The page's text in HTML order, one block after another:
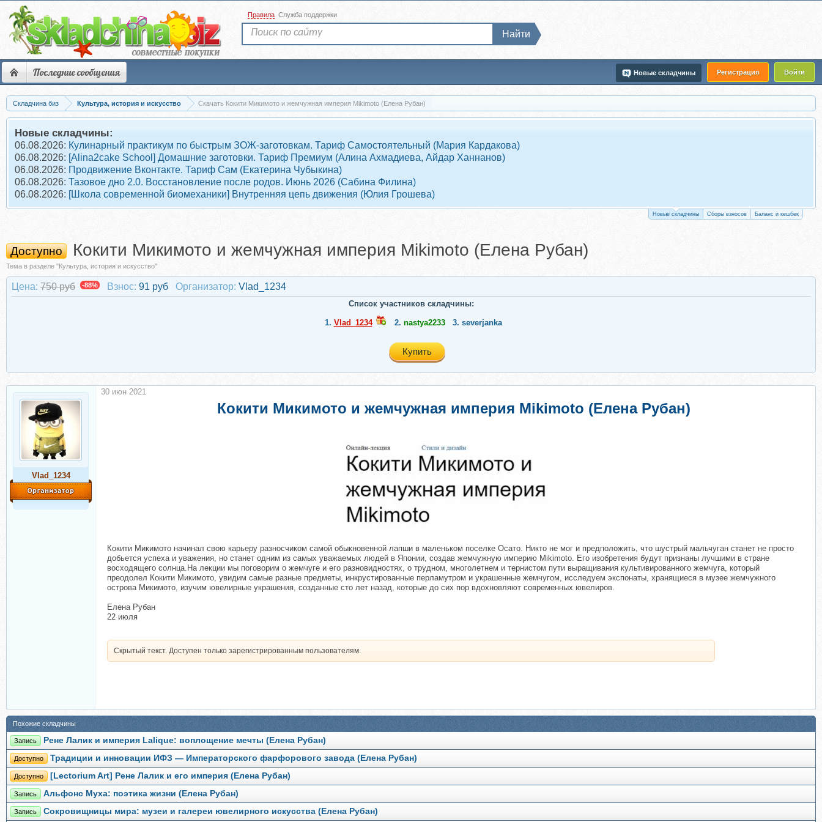
Последние сообщения Регистрация Войти
Новые складчины
Правила Служба поддержки
Найти
Складчина биз Культура, история и искусство Скачать Кокити Микимото и жемчужная империя Mikimoto (Елена Рубан)
Новые складчины:
06.08.2026: Кулинарный практикум по быстрым ЗОЖ-заготовкам. Тариф Самостоятельный (Мария Кардакова)
06.08.2026: [Alina2cake School] Домашние заготовки. Тариф Премиум (Алина Ахмадиева, Айдар Ханнанов)
06.08.2026: Продвижение Вконтакте. Тариф Сам (Екатерина Чубыкина)
06.08.2026: Тазовое дно 2.0. Восстановление после родов. Июнь 2026 (Сабина Филина)
06.08.2026: [Школа современной биомеханики] Внутренняя цепь движения (Юлия Грошева)
Новые складчины Сборы взносов Баланс и кешбек
Доступно Кокити Микимото и жемчужная империя Mikimoto (Елена Рубан)
Тема в разделе "Культура, история и искусство"
Цена: 750 руб -88% Взнос: 91 руб Организатор: Vlad_1234
Список участников складчины:
1. Vlad_1234 2. nastya2233 3. severjanka
Купить
Vlad_1234
Кокити Микимото и жемчужная империя Mikimoto (Елена Рубан)
Кокити Микимото начинал свою карьеру разносчиком самой обыкновенной лапши в маленьком поселке Осато. Никто не мог и предположить, что шустрый мальчуган станет не просто
добьется успеха и уважения, но станет одним из самых уважаемых людей в Японии, создав жемчужную империю Mikimoto. Его изобретения будут признаны лучшими в стране
восходящего солнца.На лекции мы поговорим о жемчуге и его разновидностях, о трудном, многолетнем и тернистом пути выращивания культивированного жемчуга, который
преодолел Кокити Микимото, увидим самые разные предметы, инкрустированные перламутром и украшенные жемчугом, исследуем экспонаты, хранящиеся в музее жемчужного
острова Микимото, изучим ювелирные украшения, созданные сто лет назад, которые до сих пор вдохновляют современных ювелиров.
Елена Рубан
22 июля
Скрытый текст. Доступен только зарегистрированным пользователям.
30 июн 2021
Похожие складчины
Запись Рене Лалик и империя Lalique: воплощение мечты (Елена Рубан)
Доступно Традиции и инновации ИФЗ — Императорского фарфорового завода (Елена Рубан)
Доступно [Lectorium Art] Рене Лалик и его империя (Елена Рубан)
Запись Альфонс Муха: поэтика жизни (Елена Рубан)
Запись Сокровищницы мира: музеи и галереи ювелирного искусства (Елена Рубан)